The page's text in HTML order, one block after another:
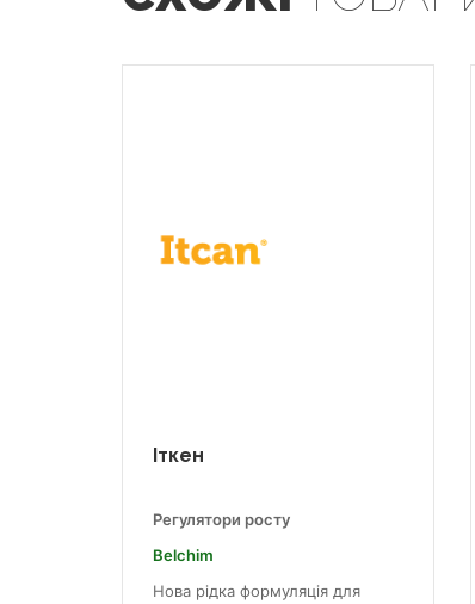
Іткен
Регулятори росту
Belchim
Нова рідка формуляція для